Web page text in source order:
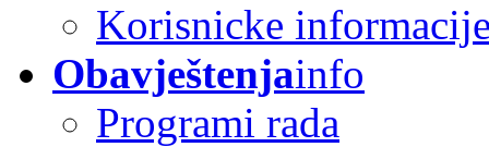
Korisnicke
Obavještenjainfo
Programi rada